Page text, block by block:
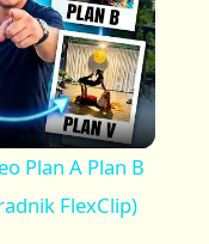
Plan A Plan B
FlexClip)